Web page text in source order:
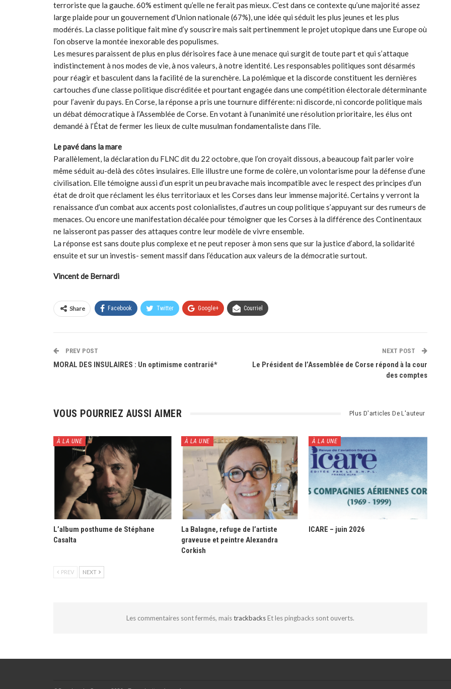
terroriste que la gauche. 60% estiment qu’elle ne ferait pas mieux. C’est dans ce contexte qu’une majorité assez
large plaide pour un gouvernement d’Union nationale (67%), une idée qui séduit les plus jeunes et les plus
modérés. La classe politique fait mine d’y souscrire mais sait pertinemment le projet utopique dans une Europe où
l’on observe la montée inexorable des populismes.
Les mesures paraissent de plus en plus dérisoires face à une menace qui surgit de toute part et qui s’attaque
indistinctement à nos modes de vie, à nos valeurs, à notre identité. Les responsables politiques sont désarmés
pour réagir et basculent dans la facilité de la surenchère. La polémique et la discorde constituent les dernières
cartouches d’une classe politique discréditée et pourtant engagée dans une compétition électorale déterminante
pour l’avenir du pays. En Corse, la réponse a pris une tournure différente: ni discorde, ni concorde politique mais
un débat démocratique à l’Assemblée de Corse. En votant à l’unanimité une résolution prioritaire, les élus ont
demandé à l’État de fermer les lieux de culte musulman fondamentaliste dans l’île.
Le pavé dans la mare
Parallèlement, la déclaration du FLNC dit du 22 octobre, que l’on croyait dissous, a beaucoup fait parler voire
même séduit au-delà des côtes insulaires. Elle illustre une forme de colère, un volontarisme pour la défense d’une
civilisation. Elle témoigne aussi d’un esprit un peu bravache mais incompatible avec le respect des principes d’un
état de droit que réclament les élus territoriaux et les Corses dans leur immense majorité. Certains y verront la
renaissance d’un combat aux accents post colonialistes, d’autres un coup politique s’appuyant sur des rumeurs de
menaces. Ou encore une manifestation décalée pour témoigner que les Corses à la différence des Continentaux
ne laisseront pas passer des attaques contre leur modèle de vivre ensemble.
La réponse est sans doute plus complexe et ne peut reposer à mon sens que sur la justice d’abord, la solidarité
ensuite et sur un investis- sement massif dans l’éducation aux valeurs de la démocratie surtout.
Vincent de Bernardi
Share Facebook Twitter Google+ Courriel
PREV POST
MORAL DES INSULAIRES : Un optimisme contrarié*
NEXT POST
Le Président de l’Assemblée de Corse répond à la cour
des comptes
VOUS POURRIEZ AUSSI AIMER Plus D'articles De L'auteur
À LA UNE
L’album posthume de Stéphane
Casalta
À LA UNE
La Balagne, refuge de l’artiste
graveuse et peintre Alexandra
Corkish
À LA UNE
ICARE – juin 2026
PREV NEXT
Les commentaires sont fermés, maistrackbacks Et les pingbacks sont ouverts.